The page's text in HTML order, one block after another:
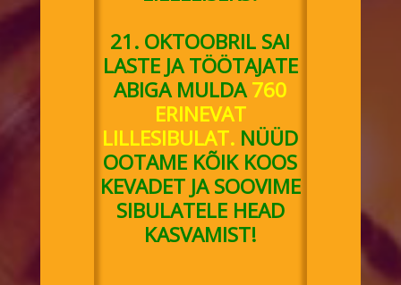
21. OKTOOBRIL SAI
LASTE JA TÖÖTAJATE
ABIGA MULDA760
ERINEVAT
LILLESIBULAT. NÜÜD
OOTAME KÕIK KOOS
KEVADET JA SOOVIME
SIBULATELE HEAD
KASVAMIST!